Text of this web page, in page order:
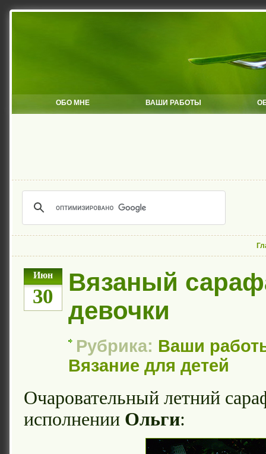
ОБО МНЕ ВАШИ РАБОТЫ
Июн
30
Вязаный
девочки
Рубрика: Ваши
Вязание для детей
Очаровательный летний
исполнении Ольги: